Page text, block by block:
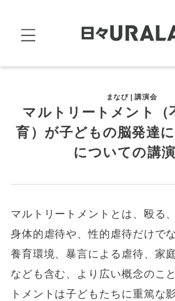
まなび | 講演会
マルトリートメント（
育）が子どもの脳発達
についての講
マルトリートメントとは、殴る
身体的虐待や、性的虐待だけで
養育環境、暴言による虐待、家
なども含む、より広い概念のこ
トメントは子どもたちに重篤な